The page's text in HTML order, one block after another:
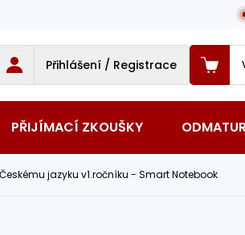
Přihlášení / Registrace
PŘIJÍMACÍ ZKOUŠKY
jazyku v1.ročníku - Smart Notebook